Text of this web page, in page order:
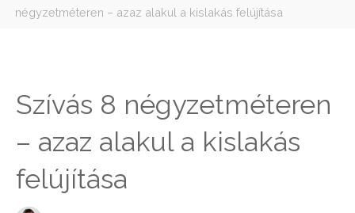
négyzetméteren – azaz alakul a kislakás felújítása
Szívás 8 négyzetméteren
– azaz alakul a kislakás
felújítása